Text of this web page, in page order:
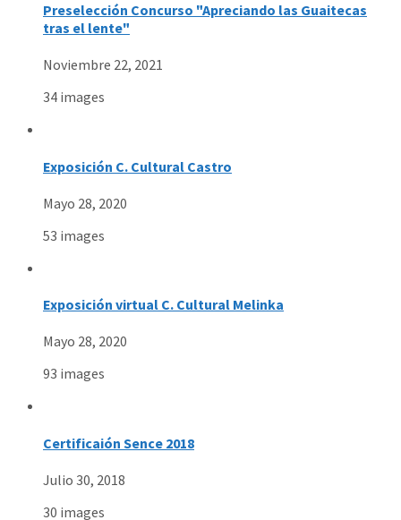
Preselección Concurso "Apreciando las Guaitecas
tras el lente"
Noviembre 22, 2021
34 images
Exposición C. Cultural Castro
Mayo 28, 2020
53 images
Exposición virtual C. Cultural Melinka
Mayo 28, 2020
93 images
Certificaión Sence 2018
Julio 30, 2018
30 images